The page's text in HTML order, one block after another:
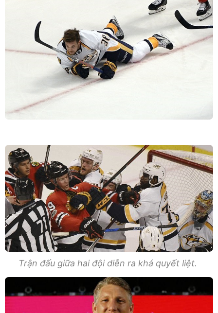
Trận đấu giữa hai đội diễn ra khá quyết liệt.